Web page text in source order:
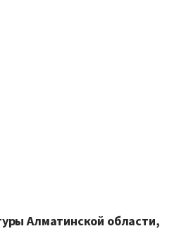
Алматинской области,